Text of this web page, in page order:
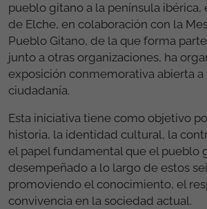
pueblo gitano a la península ibérica,
de Elche, en colaboración con la
Pueblo Gitano, de la que forma
junto a otras organizaciones, ha
exposición conmemorativa abierta a
ciudadanía.
Esta iniciativa tiene como objetivo
historia, la identidad cultural, la
el papel fundamental que el pueblo
desempeñado a lo largo de estos
promoviendo el conocimiento, el
convivencia en la sociedad actual.